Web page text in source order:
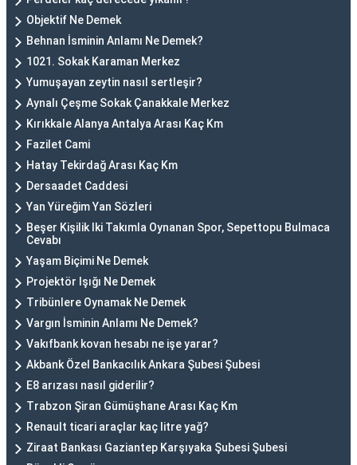
Objektif Ne Demek
Behnan İsminin Anlamı Ne Demek?
1021. Sokak Karaman Merkez
Yumuşayan zeytin nasıl sertleşir?
Aynalı Çeşme Sokak Çanakkale Merkez
Kırıkkale Alanya Antalya Arası Kaç Km
Fazilet Cami
Hatay Tekirdağ Arası Kaç Km
Dersaadet Caddesi
Yan Yüreğim Yan Sözleri
Beşer Kişilik Iki Takımla Oynanan Spor, Sepettopu Bulmaca
Cevabı
Yaşam Biçimi Ne Demek
Projektör Işığı Ne Demek
Tribünlere Oynamak Ne Demek
Vargın İsminin Anlamı Ne Demek?
Vakıfbank kovan hesabı ne işe yarar?
Akbank Özel Bankacılık Ankara Şubesi Şubesi
E8 arızası nasıl giderilir?
Trabzon Şiran Gümüşhane Arası Kaç Km
Renault ticari araçlar kaç litre yağ?
Ziraat Bankası Gaziantep Karşıyaka Şubesi Şubesi